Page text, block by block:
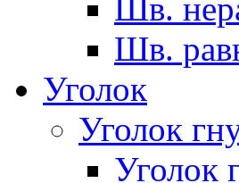
Шв.
Шв.
Уголок
Уголок
Уголок